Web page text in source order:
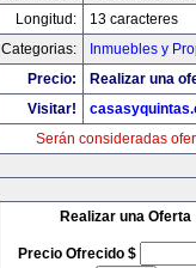
Longitud:
13 caracteres
Categorias:
Inmuebles y
Precio:
Realizar una
Visitar!
Serán consideradas
Realizar una Oferta
Precio Ofrecido $